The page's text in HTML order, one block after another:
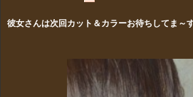
彼女さんは次回カット＆カラーお待ちしてま～